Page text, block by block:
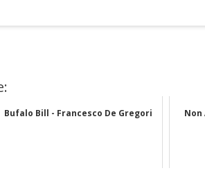
Bufalo Bill - Francesco De Gregori Non